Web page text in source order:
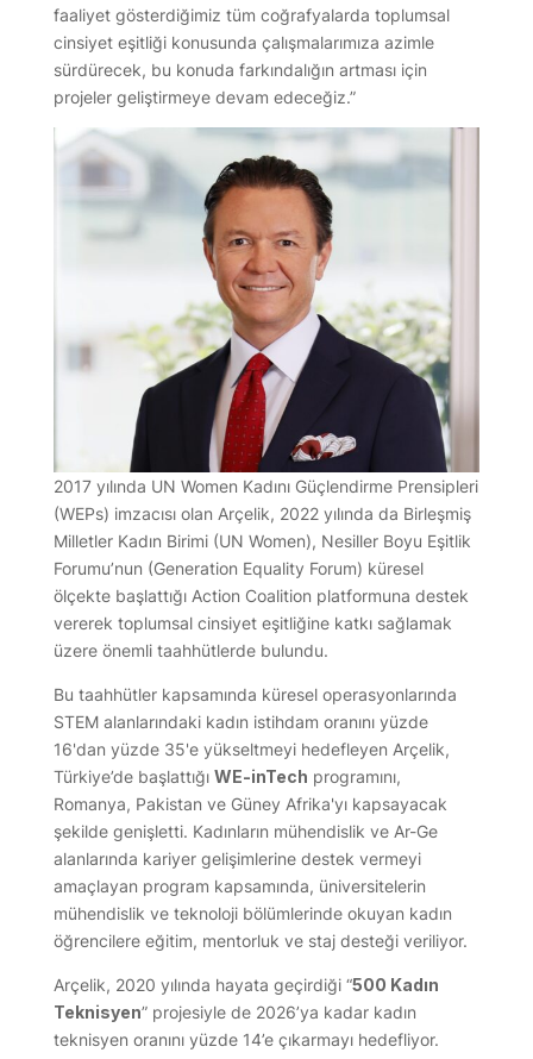
faaliyet gösterdiğimiz tüm coğrafyalarda toplumsal
cinsiyet eşitliği konusunda çalışmalarımıza azimle
sürdürecek, bu konuda farkındalığın artması için
projeler geliştirmeye devam edeceğiz.”
2017 yılında UN Women Kadını Güçlendirme Prensipleri
(WEPs) imzacısı olan Arçelik, 2022 yılında da Birleşmiş
Milletler Kadın Birimi (UN Women), Nesiller Boyu Eşitlik
Forumu’nun (Generation Equality Forum) küresel
ölçekte başlattığı Action Coalition platformuna destek
vererek toplumsal cinsiyet eşitliğine katkı sağlamak
üzere önemli taahhütlerde bulundu.
Bu taahhütler kapsamında küresel operasyonlarında
STEM alanlarındaki kadın istihdam oranını yüzde
16'dan yüzde 35'e yükseltmeyi hedefleyen Arçelik,
Türkiye’de başlattığı WE-inTech programını,
Romanya, Pakistan ve Güney Afrika'yı kapsayacak
şekilde genişletti. Kadınların mühendislik ve Ar-Ge
alanlarında kariyer gelişimlerine destek vermeyi
amaçlayan program kapsamında, üniversitelerin
mühendislik ve teknoloji bölümlerinde okuyan kadın
öğrencilere eğitim, mentorluk ve staj desteği veriliyor.
Arçelik, 2020 yılında hayata geçirdiği “500 Kadın
Teknisyen” projesiyle de 2026’ya kadar kadın
teknisyen oranını yüzde 14’e çıkarmayı hedefliyor.